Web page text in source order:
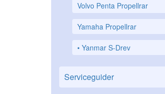
Volvo Penta Propellrar
Yamaha Propellrar
Yanmar S-Drev
Serviceguider